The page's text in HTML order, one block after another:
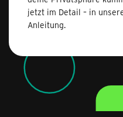
jetzt im Detail – in
Anleitung.